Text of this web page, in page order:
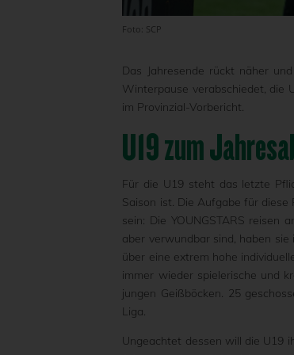
Foto: SCP
Das Jahresende rückt näher
Winterpause verabschiedet, die
im Provinzial-Vorbericht.
U19 zum
Für die U19 steht das letzte
Saison ist. Die Aufgabe für
sein: Die YOUNGSTARS reisen
aber verwundbar sind, haben
über eine extrem hohe
immer wieder spielerische und
jungen Geißböcken. 25
Liga.
Ungeachtet dessen will die U19